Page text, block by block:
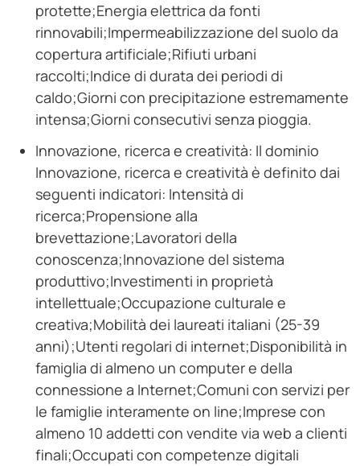
protette;Energia elettrica da fonti
rinnovabili;Impermeabilizzazione del suolo da
copertura artificiale;Rifiuti urbani
raccolti;Indice di durata dei periodi di
caldo;Giorni con precipitazione estremamente
intensa;Giorni consecutivi senza pioggia.
Innovazione, ricerca e creatività: Il dominio
Innovazione, ricerca e creatività è definito dai
seguenti indicatori: Intensità di
ricerca;Propensione alla
brevettazione;Lavoratori della
conoscenza;Innovazione del sistema
produttivo;Investimenti in proprietà
intellettuale;Occupazione culturale e
creativa;Mobilità dei laureati italiani (25-39
anni);Utenti regolari di internet;Disponibilità in
famiglia di almeno un computer e della
connessione a Internet;Comuni con servizi per
le famiglie interamente on line;Imprese con
almeno 10 addetti con vendite via web a clienti
finali;Occupati con competenze digitali